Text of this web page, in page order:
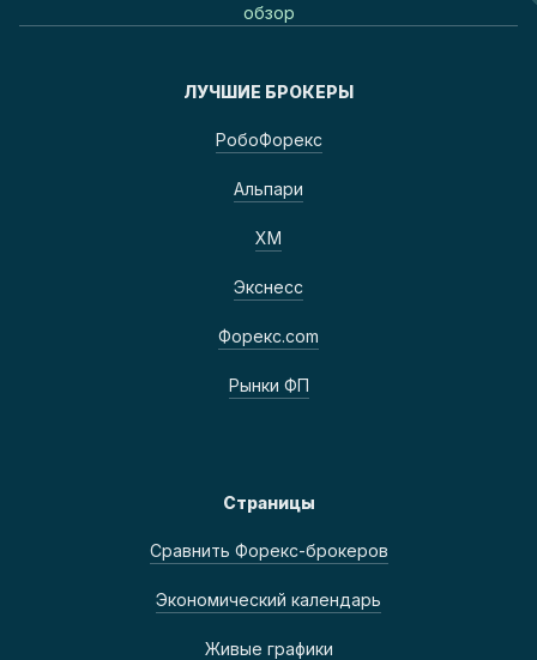
обзор
ЛУЧШИЕ БРОКЕРЫ
РобоФорекс
Альпари
ХМ
Экснесс
Форекс.com
Рынки ФП
Страницы
Сравнить Форекс-брокеров
Экономический календарь
Живые графики